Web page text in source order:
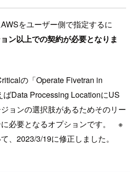
をユーザー側で指定するに
ン以上での契約が必要となりま
の「Operate Fivetran in
Data Processing LocationにUS
ョンの選択肢があるためそのリー
に必要となるオプションです。 ※
、2023/3/19に修正しました。